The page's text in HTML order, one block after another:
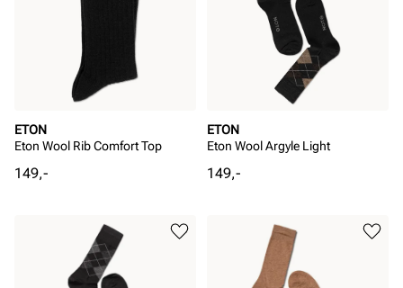
ETON
Eton Wool Rib Comfort Top
Pris
149,-
ETON
Eton Wool Argyle Light
Pris
149,-